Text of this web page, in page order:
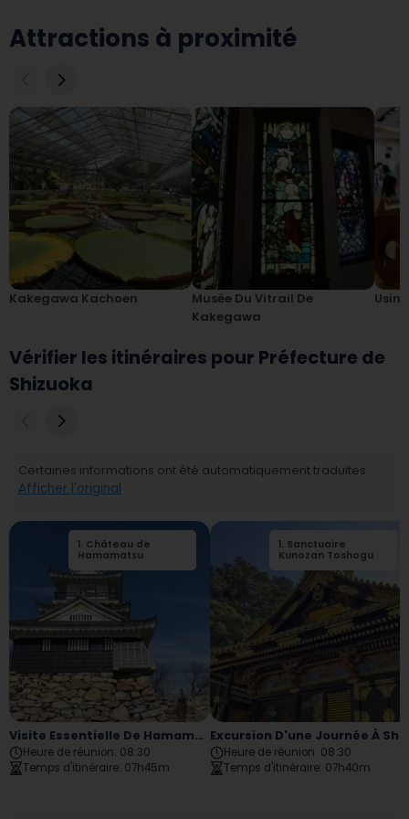
Attractions à proximité
Kakegawa Kachoen
Musée Du Vitrail De
Kakegawa
Vérifier les itinéraires pour Préfecture de
Shizuoka
Certaines informations ont été automatiquement traduites.
Afficher l'original
1. Château de
Hamamatsu
2. Nukumori no Mori
Visite Essentielle De Hamamatsu
Heure de réunion: 08:30
Temps d'itinéraire: 07h45m
1. Sanctuaire
Kunozan Toshogu
Heure de réunion: 08:30
Temps d'itinéraire: 07h40m